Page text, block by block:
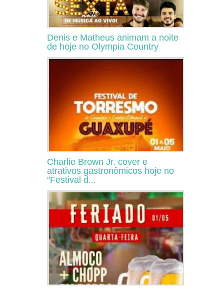
Denis e Matheus animam a noite
de hoje no Olympia Country
Charlie Brown Jr. cover e
atrativos gastronômicos hoje no
"Festival d...